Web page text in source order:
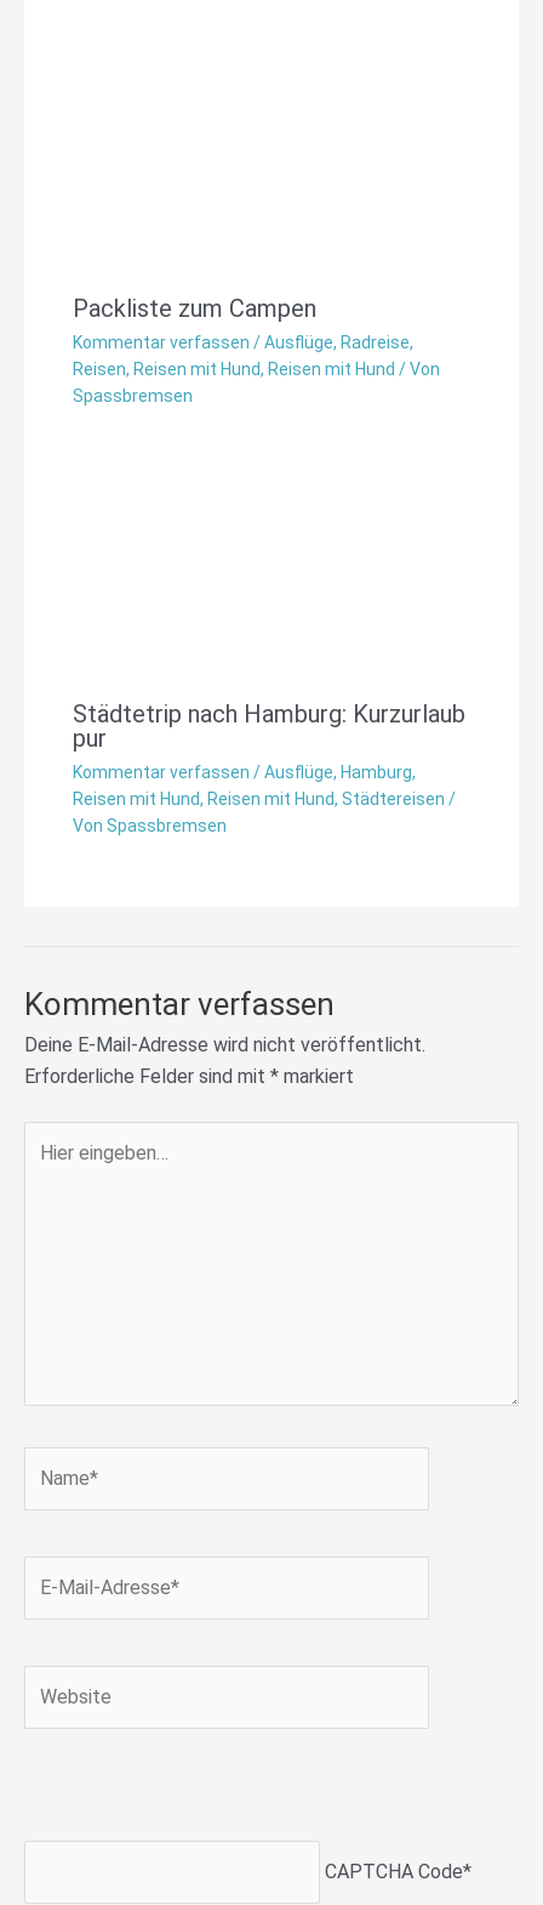
Packliste zum Campen
Kommentar verfassen /Ausflüge, Radreise,
Reisen, Reisen mit Hund, Reisen mit Hund / Von
Spassbremsen
Städtetrip nach Hamburg: Kurzurlaub
pur
Kommentar verfassen /Ausflüge, Hamburg,
Reisen mit Hund, Reisen mit Hund, Städtereisen /
Von Spassbremsen
Kommentar verfassen
Deine E-Mail-Adresse wird nicht veröffentlicht.
Erforderliche Felder sind mit * markiert
eingeben…
CAPTCHA Code*